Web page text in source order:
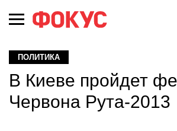
ПОЛИТИКА
В Киеве пройдет
Червона Рута-2013